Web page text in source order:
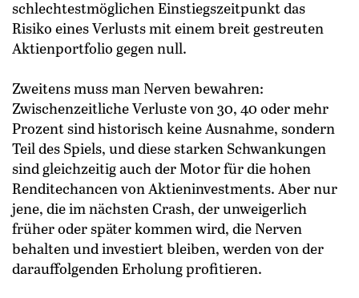
schlechtestmöglichen Einstiegszeitpunkt das
Risiko eines Verlusts mit einem breit gestreuten
Aktienportfolio gegen null.
Zweitens muss man Nerven bewahren:
Zwischenzeitliche Verluste von 30, 40 oder mehr
Prozent sind historisch keine Ausnahme, sondern
Teil des Spiels, und diese starken Schwankungen
sind gleichzeitig auch der Motor für die hohen
Renditechancen von Aktieninvestments. Aber nur
jene, die im nächsten Crash, der unweigerlich
früher oder später kommen wird, die Nerven
behalten und investiert bleiben, werden von der
darauffolgenden Erholung profitieren.